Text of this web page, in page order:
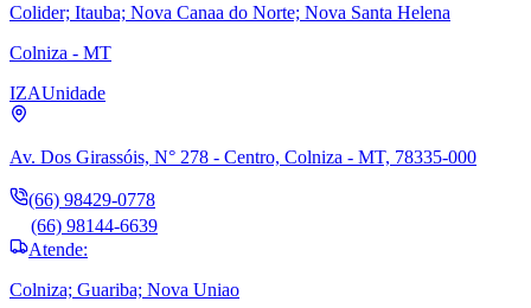
Colider; Itauba; Nova Canaa do Norte; Nova Santa Helena
Colniza - MT
IZAUnidade
Av. Dos Girassóis, N° 278 - Centro, Colniza - MT, 78335-000
(66) 98429-0778
(66) 98144-6639
Atende:
Colniza; Guariba; Nova Uniao